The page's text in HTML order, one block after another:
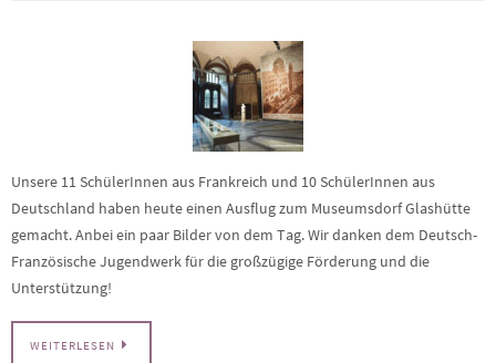
Unsere 11 SchülerInnen aus Frankreich und 10 SchülerInnen aus
Deutschland haben heute einen Ausflug zum Museumsdorf Glashütte
gemacht. Anbei ein paar Bilder von dem Tag. Wir danken dem Deutsch-
Französische Jugendwerk für die großzügige Förderung und die
Unterstützung!
WEITERLESEN